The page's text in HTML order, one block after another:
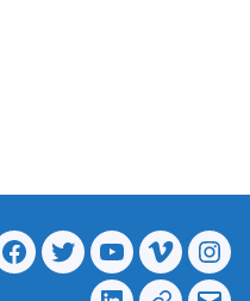
Facebook
TwitterYoutubeVimeo